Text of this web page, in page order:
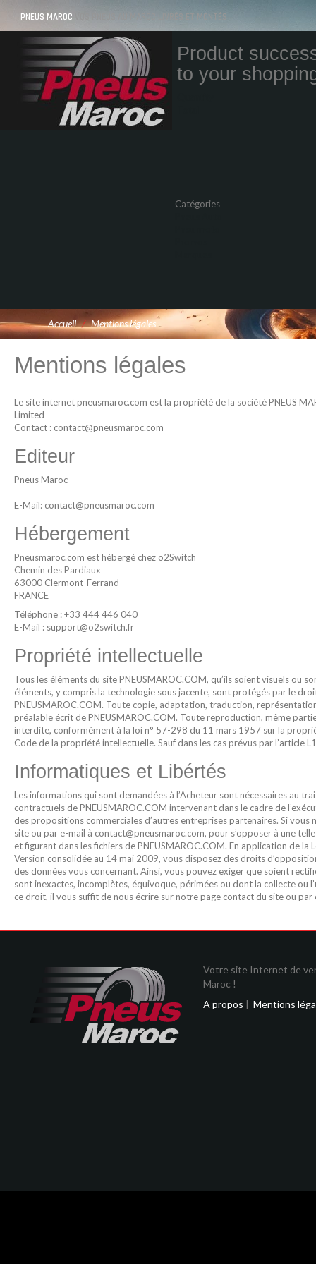
PNEUS MAROC VOS PNEUS AU MAROC LIVRÉS ET MONTÉS
Product
to your
Catégories
Accueil / Mentions légales
Mentions légales
Le site internet pneusmaroc.com est la propriété de la société PNEUS
Limited
Contact : contact@pneusmaroc.com
Editeur
Pneus Maroc
E-Mail: contact@pneusmaroc.com
Hébergement
Pneusmaroc.com est hébergé chez o2Switch
Chemin des Pardiaux
63000 Clermont-Ferrand
FRANCE
Téléphone : +33 444 446 040
E-Mail : support@o2switch.fr
Propriété intellectuelle
Tous les éléments du site PNEUSMAROC.COM, qu’ils soient visuels ou
éléments, y compris la technologie sous jacente, sont protégés par le
PNEUSMAROC.COM. Toute copie, adaptation, traduction,
préalable écrit de PNEUSMAROC.COM. Toute reproduction, même
interdite, conformément à la loi n° 57-298 du 11 mars 1957 sur la
Code de la propriété intellectuelle. Sauf dans les cas prévus par
Informatiques et Libértés
Les informations qui sont demandées à l’Acheteur sont nécessaires au
contractuels de PNEUSMAROC.COM intervenant dans le cadre de
des propositions commerciales d’autres entreprises partenaires. Si
site ou par e-mail à contact@pneusmaroc.com, pour s’opposer à une
et figurant dans les fichiers de PNEUSMAROC.COM. En application de
Version consolidée au 14 mai 2009, vous disposez des droits
des données vous concernant. Ainsi, vous pouvez exiger que soient
sont inexactes, incomplètes, équivoque, périmées ou dont la collecte ou
ce droit, il vous suffit de nous écrire sur notre page contact du site ou
Votre site Internet de
Maroc !
A propos | Mentions